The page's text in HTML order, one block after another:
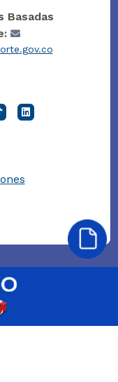
Basadas